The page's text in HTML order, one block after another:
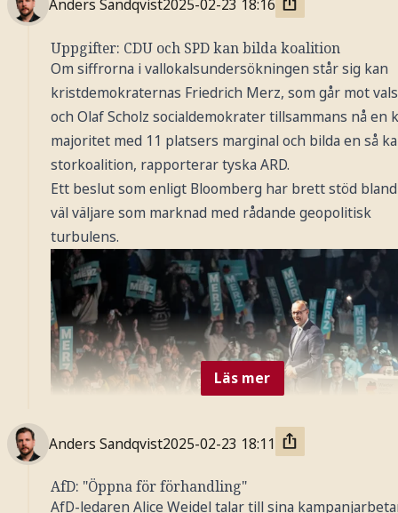
Anders Sandqvist2025-02-23 18:16
Uppgifter: CDU och SPD kan bilda koalition
Om siffrorna i vallokalsundersökningen står sig kan
kristdemokraternas Friedrich Merz, som går mot
och Olaf Scholz socialdemokrater tillsammans nå en
majoritet med 11 platsers marginal och bilda en så
storkoalition, rapporterar tyska ARD.
Ett beslut som enligt Bloomberg har brett stöd
väl väljare som marknad med rådande geopolitisk
turbulens.
Läs mer
Anders Sandqvist2025-02-23 18:11
AfD: "Öppna för förhandling"
AfD-ledaren Alice Weidel talar till sina